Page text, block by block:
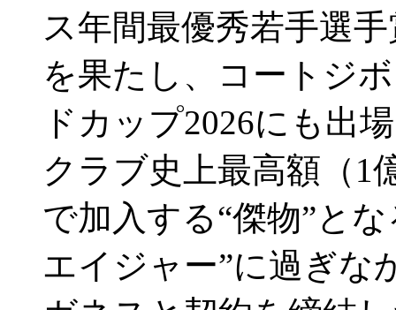
ス年間最優秀若手選
を果たし、コートジ
ドカップ2026にも出
クラブ史上最高額（1
で加入する“傑物”と
エイジャー”に過ぎ